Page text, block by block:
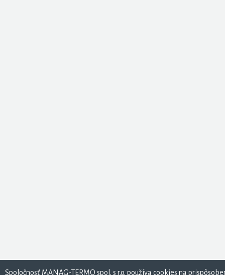
Spoločnosť MANAG-TERMO spol. s r.o. používa cookies na